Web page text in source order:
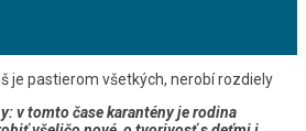
je pastierom všetkých, nerobí rozdiely
v tomto čase karantény je rodina